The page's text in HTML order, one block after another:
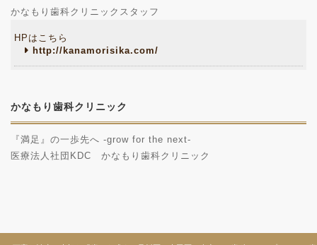
かなもり歯科クリニックスタッフ
HPはこちら
http://kanamorisika.com/
かなもり歯科クリニック
『満足』の一歩先へ -grow for the next-
医療法人社団KDC かなもり歯科クリニック